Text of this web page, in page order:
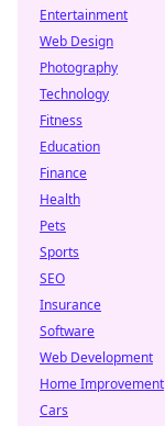
Entertainment
Web Design
Photography
Technology
Fitness
Education
Finance
Health
Pets
Sports
SEO
Insurance
Software
Web Development
Home Improvement
Cars